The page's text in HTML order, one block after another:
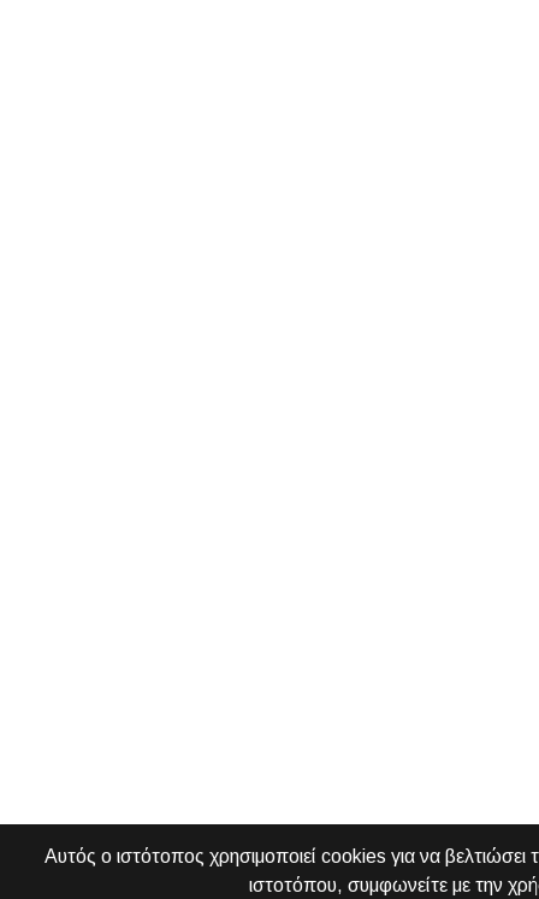
Αυτός ο ιστότοπος χρησιμοποιεί cookies για να
ιστοτόπου, συμφωνείτε με την